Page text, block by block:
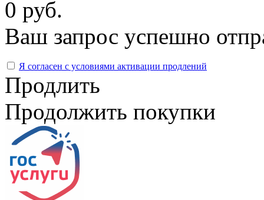
0 руб.
Ваш запрос успешно
Я согласен с условиями активации продлений
Продлить
Продолжить покупки